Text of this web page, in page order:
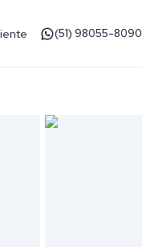
(51) 98055-8090